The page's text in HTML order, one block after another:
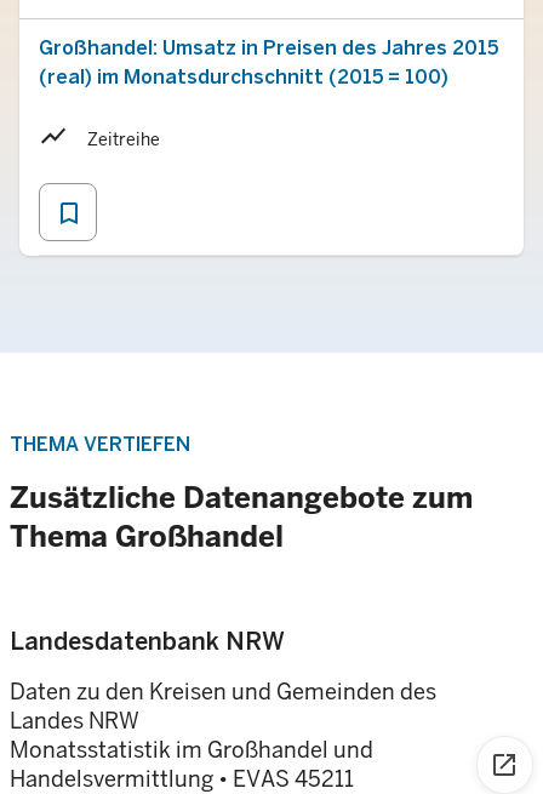
Großhandel: Umsatz in Preisen des Jahres 2015
(real) im Monatsdurchschnitt (2015 = 100)
Zeitreihe
bookmark_border
THEMA VERTIEFEN
Zusätzliche Datenangebote zum
Thema Großhandel
Landesdatenbank NRW
Daten zu den Kreisen und Gemeinden des
Landes NRW
Monatsstatistik im Großhandel und
Handelsvermittlung • EVAS 45211
open_in_new